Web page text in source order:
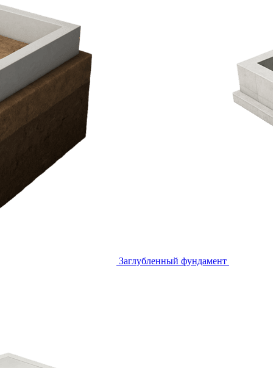
Заглубленный фундамент